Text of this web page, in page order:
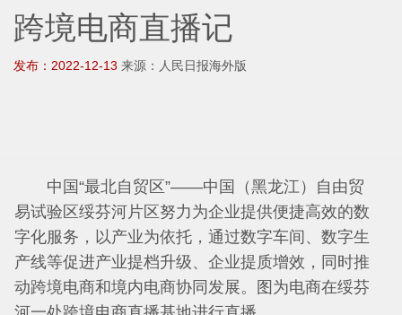
跨境电商直播记
发布：2022-12-13 来源：人民日报海外版
中国“最北自贸区”——中国（黑龙江）自由贸
易试验区绥芬河片区努力为企业提供便捷高效的数
字化服务，以产业为依托，通过数字车间、数字生
产线等促进产业提档升级、企业提质增效，同时推
动跨境电商和境内电商协同发展。图为电商在绥芬